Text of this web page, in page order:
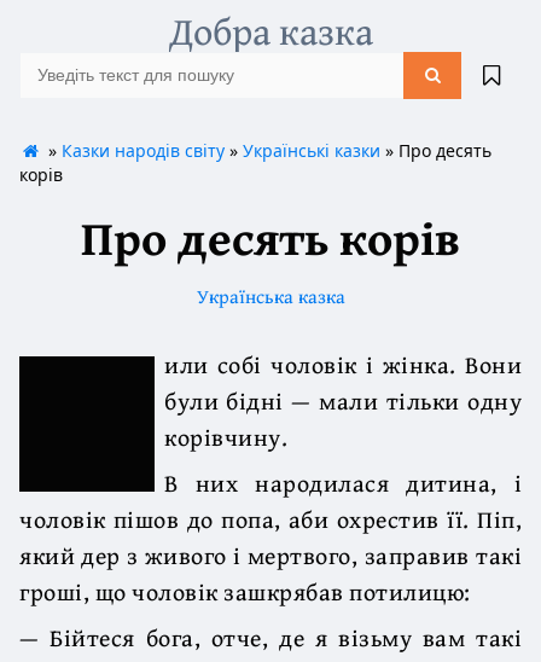
Добра казка
» Казки народів світу» Українські казки » Про десять
корів
Про десять корів
Українська казка
или собі чоловік і жінка. Вони
були бідні — мали тільки одну
корівчину.
В них народилася дитина, і
чоловік пішов до попа, аби охрестив її. Піп,
який дер з живого і мертвого, заправив такі
гроші, що чоловік зашкрябав потилицю:
— Бійтеся бога, отче, де я візьму вам такі